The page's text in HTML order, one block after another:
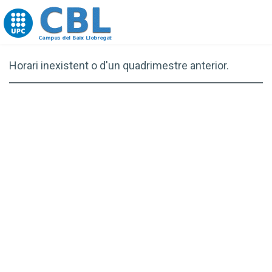
Go to upc.edu
Horari inexistent o d'un quadrimestre anterior.